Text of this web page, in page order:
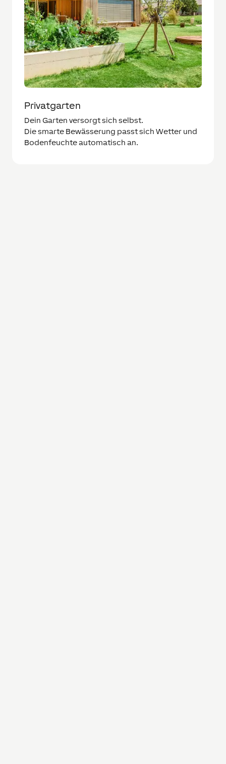
Privatgarten
Dein Garten versorgt sich selbst.
Die smarte Bewässerung passt sich Wetter und
Bodenfeuchte automatisch an.